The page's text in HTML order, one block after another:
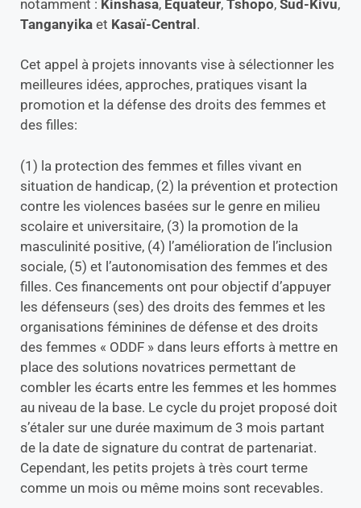
notamment : Kinshasa, Equateur, Tshopo, Sud-Kivu,
Tanganyika et Kasaï-Central.
Cet appel à projets innovants vise à sélectionner les
meilleures idées, approches, pratiques visant la
promotion et la défense des droits des femmes et
des filles:
(1) la protection des femmes et filles vivant en
situation de handicap, (2) la prévention et protection
contre les violences basées sur le genre en milieu
scolaire et universitaire, (3) la promotion de la
masculinité positive, (4) l’amélioration de l’inclusion
sociale, (5) et l’autonomisation des femmes et des
filles. Ces financements ont pour objectif d’appuyer
les défenseurs (ses) des droits des femmes et les
organisations féminines de défense et des droits
des femmes « ODDF » dans leurs efforts à mettre en
place des solutions novatrices permettant de
combler les écarts entre les femmes et les hommes
au niveau de la base. Le cycle du projet proposé doit
s’étaler sur une durée maximum de 3 mois partant
de la date de signature du contrat de partenariat.
Cependant, les petits projets à très court terme
comme un mois ou même moins sont recevables.